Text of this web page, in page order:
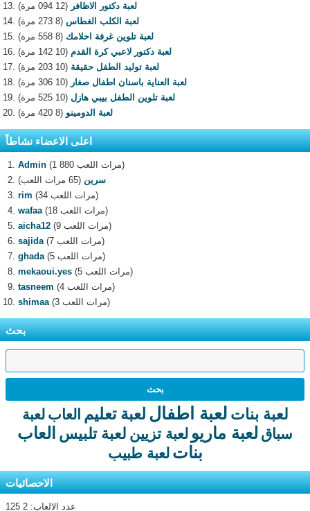
لعبة دكتور الاظافر (12 094 مرة)
لعبة الكلب الغطاس (8 273 مرة)
لعبة تلوين غرفة احلامك (8 558 مرة)
لعبة دكتور لاعبي كرة القدم (10 142 مرة)
لعبة توليد الطفل حقيقة (10 203 مرة)
لعبة العناية باسنان اطفال صغار (10 306 مرة)
لعبة تلوين الطفل بيبي هازل (10 525 مرة)
لعبة الدومينو (8 420 مرة)
اعلى الاعضاء نشاطاً
Admin
(1 880 مرات اللعب)
سرين (65 مرات اللعب)
rim
(34 مرات اللعب)
wafaa
(18 مرات اللعب)
aicha12
(9 مرات اللعب)
sajida
(7 مرات اللعب)
ghada
(5 مرات اللعب)
mekaoui.yes
(5 مرات اللعب)
tasneem
(4 مرات اللعب)
shimaa
(3 مرات اللعب)
بحث
لعبة بنات لعبة اطفال لعبة تعليم العاب لعبة
سباق لعبة ماريو لعبة تزيين لعبة تلبيس العاب
بنات لعبة طبيب
الاحصائيات
عدد الالعاب: 2 125